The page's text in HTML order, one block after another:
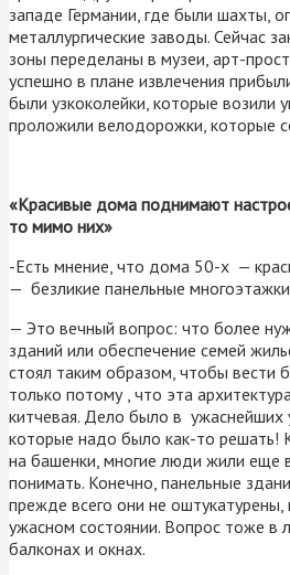
западе Германии, где были шахты,
металлургические заводы. Сейчас
зоны переделаны в музеи, арт-
успешно в плане извлечения
были узкоколейки, которые возили
проложили велодорожки, которые
«Красивые дома поднимают
то мимо них»
-Есть мнение, что дома 50-х —
— безликие панельные
— Это вечный вопрос: что более
зданий или обеспечение семей
стоял таким образом, чтобы вести
только потому , что эта
китчевая. Дело было в ужаснейших
которые надо было как-то решать!
на башенки, многие люди жили еще
понимать. Конечно, панельные
прежде всего они не оштукатурены,
ужасном состоянии. Вопрос тоже в
балконах и окнах.